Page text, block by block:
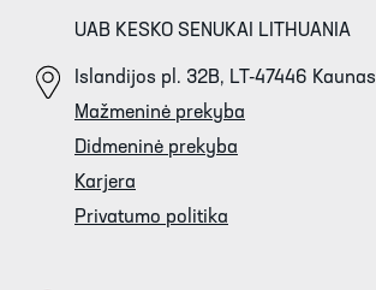
UAB KESKO SENUKAI LITHUANIA
Islandijos pl. 32B, LT-47446 Kaunas
Mažmeninė prekyba
Didmeninė prekyba
Karjera
Privatumo politika